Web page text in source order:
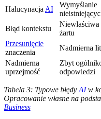
Halucynacja AI
Wymyślanie
Błąd kontekstu
Niewłaściwa
żartu
Przesunięcie
znaczenia
Nadmierna
Nadmierna
uprzejmość
Zbyt
odpowiedzi
Tabela 3: Typowe błędy AIw
Opracowanie własne na
Business